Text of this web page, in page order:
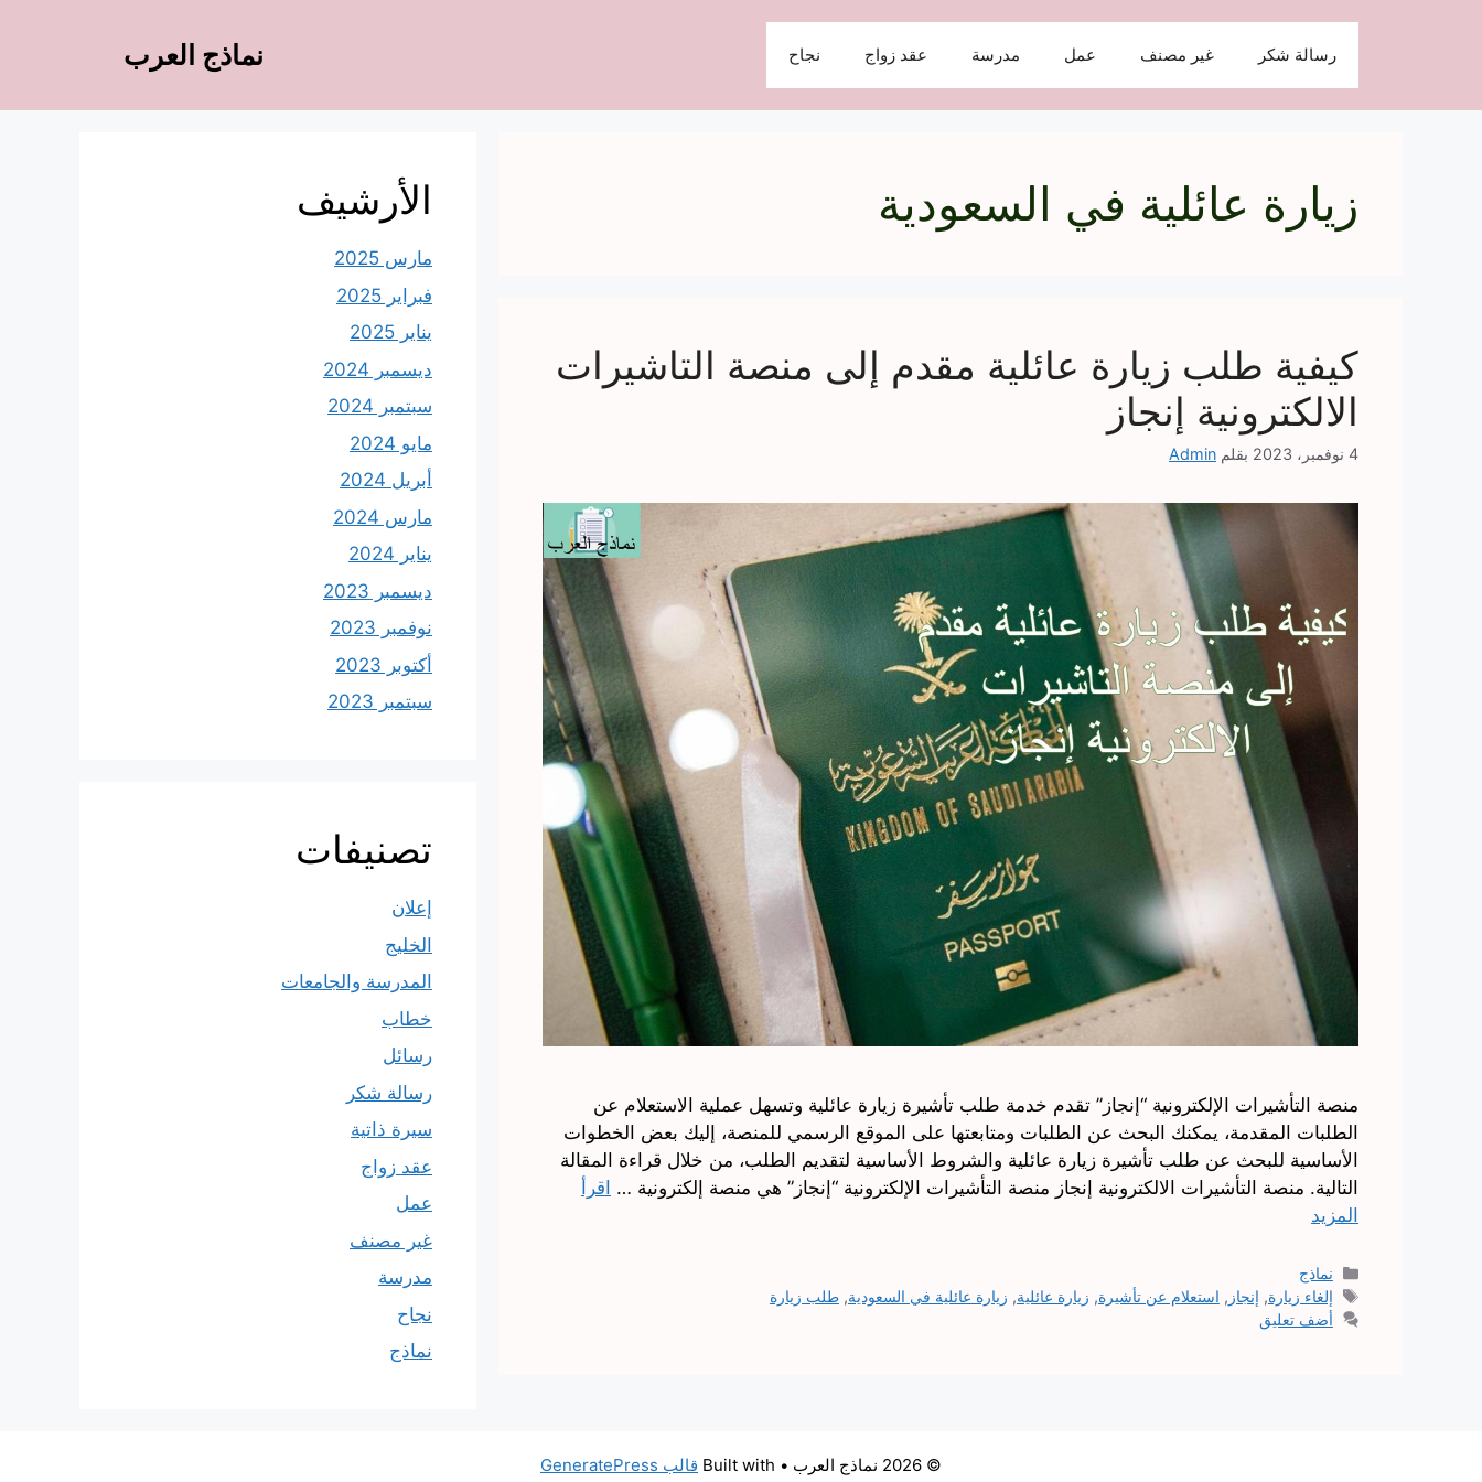
نماذج العرب رسالة شكر غير مصنف عمل مدرسة عقد زواج نجاح
زيارة عائلية في السعودية
كيفية طلب زيارة عائلية مقدم إلى منصة التاشيرات
الالكترونية إنجاز
4 نوفمبر، 2023 بقلم Admin
منصة التأشيرات الإلكترونية “إنجاز” تقدم خدمة طلب تأشيرة زيارة عائلية وتسهل عملية الاستعلام عن
الطلبات المقدمة، يمكنك البحث عن الطلبات ومتابعتها على الموقع الرسمي للمنصة، إليك بعض الخطوات
الأساسية للبحث عن طلب تأشيرة زيارة عائلية والشروط الأساسية لتقديم الطلب، من خلال قراءة المقالة
التالية. منصة التأشيرات الالكترونية إنجاز منصة التأشيرات الإلكترونية “إنجاز” هي منصة إلكترونية … اقرأ
المزيد
التصنيفات
نماذج
الوسوم
إلغاء زيارة, إنجاز , استعلام عن تأشيرة, زيارة عائلية, زيارة عائلية في السعودية,طلب زيارة
أضف تعليق
الأرشيف
مارس 2025
فبراير 2025
يناير 2025
ديسمبر 2024
سبتمبر 2024
مايو 2024
أبريل 2024
مارس 2024
يناير 2024
ديسمبر 2023
نوفمبر 2023
أكتوبر 2023
سبتمبر 2023
تصنيفات
إعلان
الخليج
المدرسة والجامعات
خطاب
رسائل
رسالة شكر
سيرة ذاتية
عقد زواج
عمل
غير مصنف
مدرسة
نجاح
نماذج
© 2026 نماذج العرب • Built with قالب GeneratePress